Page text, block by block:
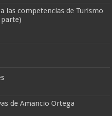
las competencias de Turismo
de Amancio Ortega